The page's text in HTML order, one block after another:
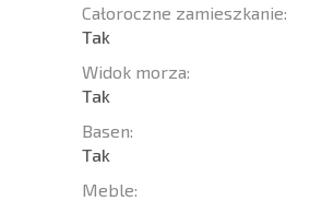
Całoroczne zamieszkanie:
Tak
Widok morza:
Tak
Basen:
Tak
Meble: